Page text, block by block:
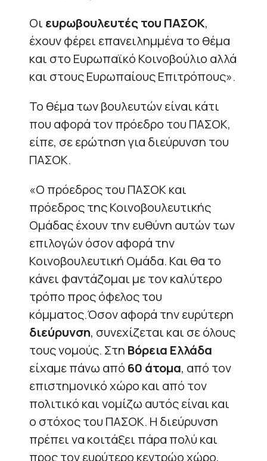
Οι ευρωβουλευτές του ΠΑΣΟΚ,
έχουν φέρει επανειλημμένα το θέμα
και στο Ευρωπαϊκό Κοινοβούλιο αλλά
και στους Ευρωπαίους Επιτρόπους».
Το θέμα των βουλευτών είναι κάτι
που αφορά τον πρόεδρο του ΠΑΣΟΚ,
είπε, σε ερώτηση για διεύρυνση του
ΠΑΣΟΚ.
«Ο πρόεδρος του ΠΑΣΟΚ και
πρόεδρος της Κοινοβουλευτικής
Ομάδας έχουν την ευθύνη αυτών των
επιλογών όσον αφορά την
Κοινοβουλευτική Ομάδα. Και θα το
κάνει φαντάζομαι με τον καλύτερο
τρόπο προς όφελος του
κόμματος.Όσον αφορά την ευρύτερη
διεύρυνση, συνεχίζεται και σε όλους
τους νομούς. Στη Βόρεια Ελλάδα
είχαμε πάνω από 60 άτομα, από τον
επιστημονικό χώρο και από τον
πολιτικό και νομίζω αυτός είναι και
ο στόχος του ΠΑΣΟΚ. Η διεύρυνση
πρέπει να κοιτάξει πάρα πολύ και
προς τον ευρύτερο κεντρώο χώρο,